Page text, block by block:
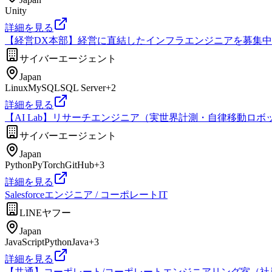
Unity
詳細を見る
【経営DX本部】経営に直結したインフラエンジニアを募集中
サイバーエージェント
Japan
LinuxMySQLSQL Server+2
詳細を見る
【AI Lab】リサーチエンジニア（実世界計測・自律移動ロボ
サイバーエージェント
Japan
PythonPyTorchGitHub+3
詳細を見る
Salesforceエンジニア / コーポレートIT
LINEヤフー
Japan
JavaScriptPythonJava+3
詳細を見る